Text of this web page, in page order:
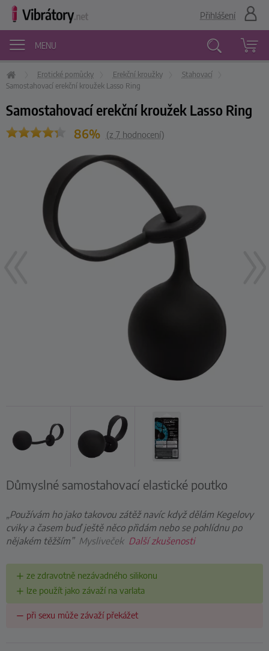
MENU
Vyhledávání
Přihlášení
Erotické pomůcky Erekční kroužky
Stahovací
Samostahovací erekční kroužek Lasso Ring
Samostahovací erekční kroužek Lasso Ring
86% (z 7 hodnocení)
Důmyslné samostahovací elastické poutko
„Používám ho jako takovou zátěž navíc když dělám Kegelovy
cviky a časem buď ještě něco přidám nebo se pohlídnu po
nějakém těžším” Mysliveček Další zkušenosti
ze zdravotně nezávadného silikonu
lze použít jako závaží na varlata
při sexu může závaží překážet